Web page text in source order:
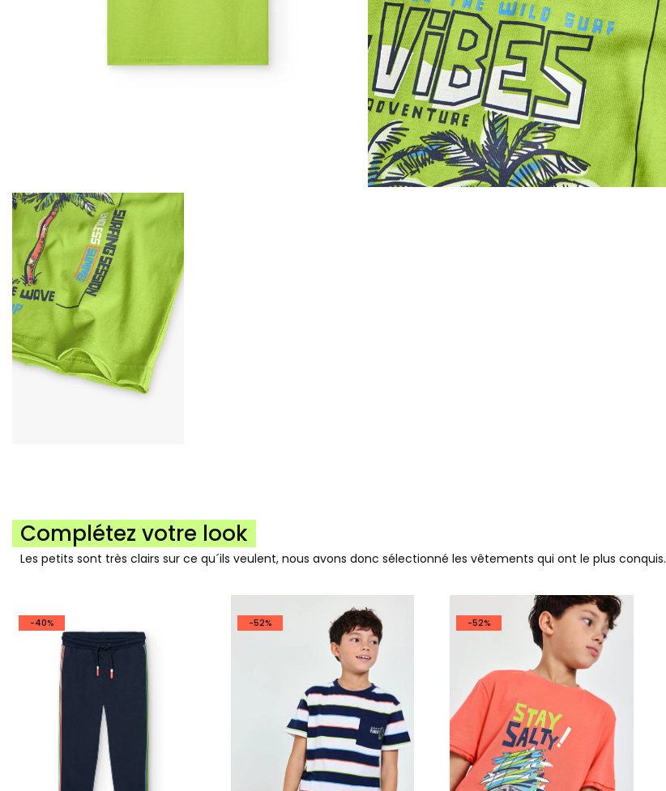
Complétez votre look
Les petits sont très clairs sur ce qu´ils veulent, nous avons donc sélectionné les vêtements qui ont le plus conquis.
-40% -52% -52%